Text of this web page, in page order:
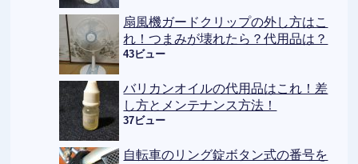
扇風機ガードクリップの外し方はこ
れ！つまみが壊れたら？代用品は？
43ビュー
バリカンオイルの代用品はこれ！差
し方とメンテナンス方法！
37ビュー
自転車のリング錠ボタン式の番号を